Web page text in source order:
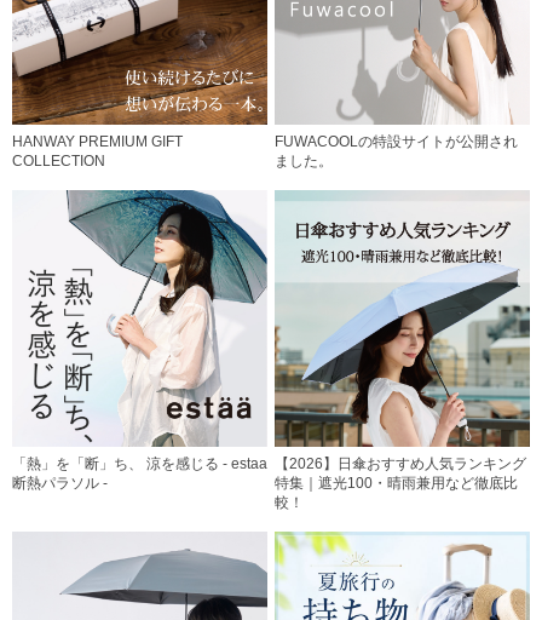
HANWAY PREMIUM GIFT
COLLECTION
FUWACOOLの特設サイトが公開され
ました。
「熱」を「断」ち、 涼を感じる - estaa
断熱パラソル -
【2026】日傘おすすめ人気ランキング
特集｜遮光100・晴雨兼用など徹底比
較！